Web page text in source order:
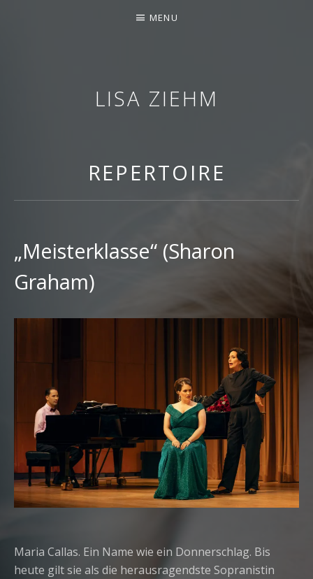
LISA ZIEHM
MENU
REPERTOIRE
„Meisterklasse“ (Sharon
Graham)
RECORD DETAILS
Maria Callas. Ein Name wie ein Donnerschlag. Bis
heute gilt sie als die herausragendste Sopranistin